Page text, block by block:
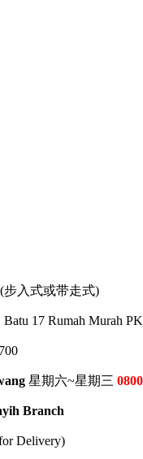
(步入式或带走式)
17 Rumah Murah
星期六~星期三
Branch
Delivery)